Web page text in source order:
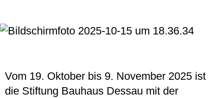
Vom 19. Oktober bis 9. November 2025 ist
die Stiftung Bauhaus Dessau mit der